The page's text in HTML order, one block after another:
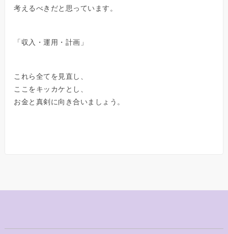
考えるべきだと思っています。
「収入・運用・計画」
これら全てを見直し、
ここをキッカケとし、
お金と真剣に向き合いましょう。